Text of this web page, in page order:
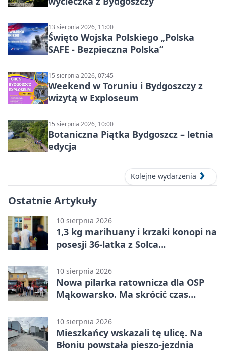
13 sierpnia 2026, 11:00
Święto Wojska Polskiego „Polska
SAFE - Bezpieczna Polska”
15 sierpnia 2026, 07:45
Weekend w Toruniu i Bydgoszczy z
wizytą w Exploseum
15 sierpnia 2026, 10:00
Botaniczna Piątka Bydgoszcz – letnia
edycja
Kolejne wydarzenia
Ostatnie Artykuły
10 sierpnia 2026
1,3 kg marihuany i krzaki konopi na
posesji 36-latka z Solca
10 sierpnia 2026
Nowa pilarka ratownicza dla OSP
Mąkowarsko. Ma skrócić czas
10 sierpnia 2026
Mieszkańcy wskazali tę ulicę. Na
Błoniu powstała pieszo-jezdnia